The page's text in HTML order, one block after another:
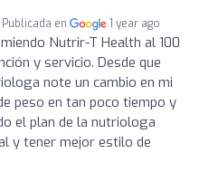
Publicada en 1 year ago
Nutrir-T Health al 100
y servicio. Desde que
note un cambio en mi
peso en tan poco tiempo y
el plan de la nutriologa
y tener mejor estilo de